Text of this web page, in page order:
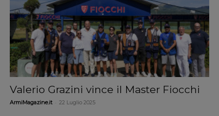
Valerio Grazini vince il Master Fiocchi
ArmiMagazine.it 22 Luglio 2025